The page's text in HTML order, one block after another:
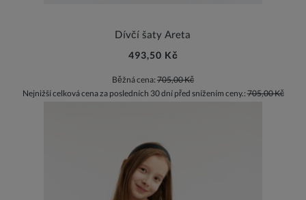
Dívčí šaty Areta
493,50 Kč
Běžná cena: 705,00 Kč
Nejnižší celková cena za posledních 30 dní před snížením ceny.:705,00 Kč